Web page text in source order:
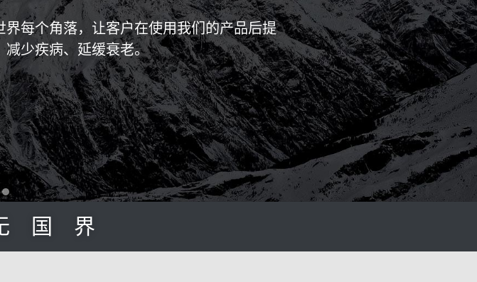
每个角落，让客户在使用我们的产品后提
减少疾病、延缓衰老。
国界